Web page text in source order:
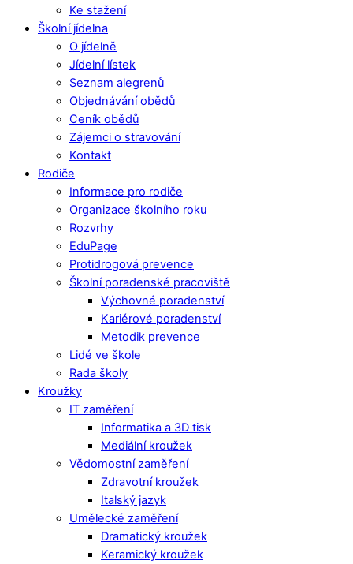
Ke stažení
Školní jídelna
O jídelně
Jídelní lístek
Seznam alegrenů
Objednávání obědů
Ceník obědů
Zájemci o stravování
Kontakt
Rodiče
Informace pro rodiče
Organizace školního roku
Rozvrhy
EduPage
Protidrogová prevence
Školní poradenské pracoviště
Výchovné poradenství
Kariérové poradenství
Metodik prevence
Lidé ve škole
Rada školy
Kroužky
IT zaměření
Informatika a 3D tisk
Mediální kroužek
Vědomostní zaměření
Zdravotní kroužek
Italský jazyk
Umělecké zaměření
Dramatický kroužek
Keramický kroužek